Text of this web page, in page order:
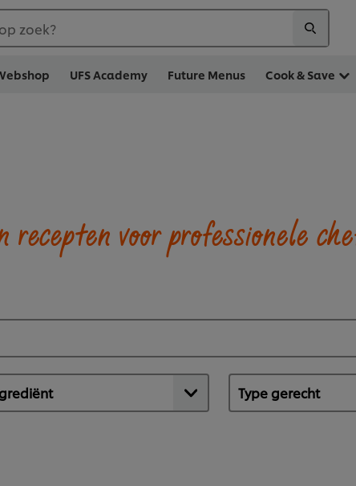
zoek?
UFS Academy Future Menus Cook & Save
recepten voor professionele